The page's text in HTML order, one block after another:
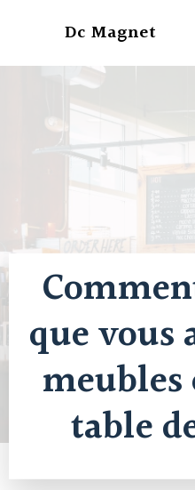
Dc Magnet
que vous
meubles
table